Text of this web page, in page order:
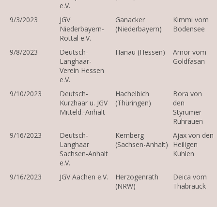
e.V.
9/3/2023
JGV
Niederbayern-
Rottal e.V.
Ganacker
(Niederbayern)
Kimmi vom
Bodensee
9/8/2023
Deutsch-
Langhaar-
Verein Hessen
e.V.
Hanau (Hessen)
Amor vom
Goldfasan
9/10/2023
Deutsch-
Kurzhaar u. JGV
Mitteld.-Anhalt
Hachelbich
(Thüringen)
Bora von
den
Styrumer
Ruhrauen
9/16/2023
Deutsch-
Langhaar
Sachsen-Anhalt
e.V.
Kemberg
(Sachsen-Anhalt)
Ajax von den
Heiligen
Kuhlen
9/16/2023 JGV Aachen e.V.
Herzogenrath
(NRW)
Deica vom
Thabrauck